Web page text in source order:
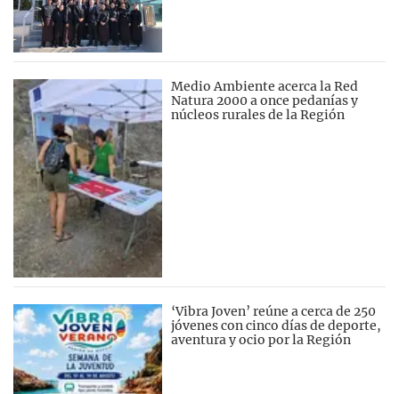
Medio Ambiente acerca la Red
Natura 2000 a once pedanías y
núcleos rurales de la Región
‘Vibra Joven’ reúne a cerca de 250
jóvenes con cinco días de deporte,
aventura y ocio por la Región